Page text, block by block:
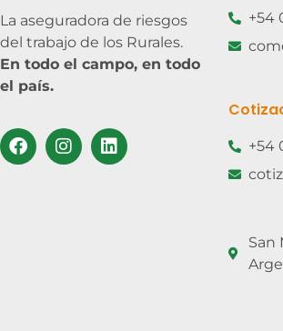
La aseguradora de riesgos
del trabajo de los Rurales.
En todo el campo, en todo
el país.
+54
+54
San